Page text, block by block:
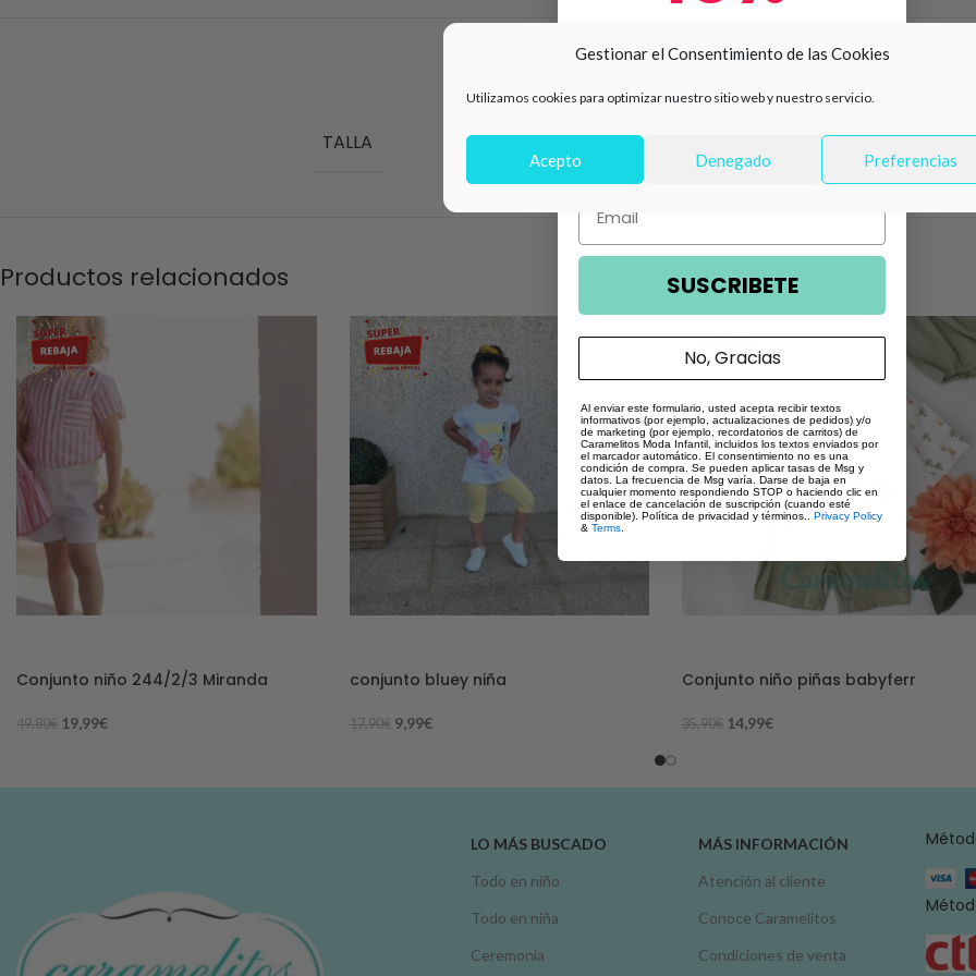
Gestionar el Consentimiento de las Cookies
Utilizamos cookies para optimizar nuestro sitio web y nuestro servicio.
Acepto Denegado Preferencias
INFORMACIÓN ADICIONALVALORACIONES (0)
TALLA talla 6/9m talla 12/18m
Productos relacionados
Conjunto niño 244/2/3 Miranda
49,80€ 19,99€
conjunto bluey niña
17,90€ 9,99€
Conjunto niño piñas babyferr
35,90€ 14,99€
LO MÁS BUSCADO
Todo en niño
Todo en niña
Ceremonia
MÁS INFORMACIÓN
Atención al cliente
Conoce Caramelitos
Condiciones de venta
de descuento en tu primera
SUSCRIBETE
No, Gracias
Al enviar este formulario, usted acepta recibir textos
informativos (por ejemplo, actualizaciones de pedidos) y/o
de marketing (por ejemplo, recordatorios de carritos) de
Caramelitos Moda Infantil, incluidos los textos enviados por
el marcador automático. El consentimiento no es una
condición de compra. Se pueden aplicar tasas de Msg y
datos. La frecuencia de Msg varía. Darse de baja en
cualquier momento respondiendo STOP o haciendo clic en
el enlace de cancelación de suscripción (cuando esté
disponible). Política de privacidad y términos.. Privacy Policy
& Terms